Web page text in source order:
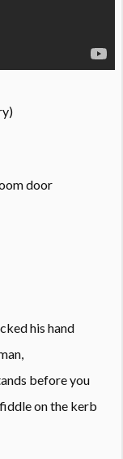
door
his hand
before you
on the kerb